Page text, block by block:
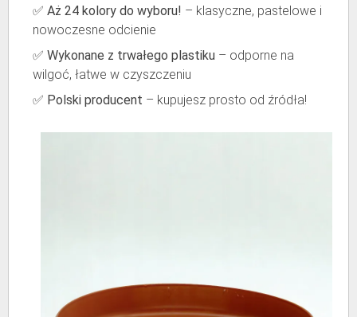
✅ Aż 24 kolory do wyboru! – klasyczne, pastelowe i
nowoczesne odcienie
✅ Wykonane z trwałego plastiku – odporne na
wilgoć, łatwe w czyszczeniu
✅ Polski producent – kupujesz prosto od źródła!